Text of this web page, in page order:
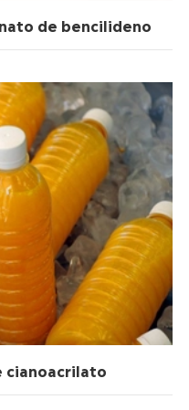
de bencilideno
cianoacrilato